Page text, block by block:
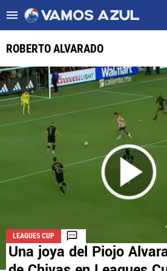
ULTIMAS NOTICIAS
LEAGUES CUP
LIGA MX
FUERZAS BÁSICAS
OPINIÓN
ROBERTO ALVARADO
LEAGUES CUP
Una joya del Piojo